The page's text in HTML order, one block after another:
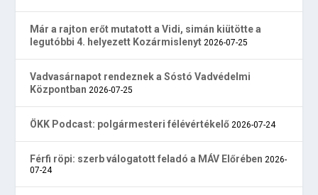
Már a rajton erőt mutatott a Vidi, simán kiütötte a
legutóbbi 4. helyezett Kozármislenyt 2026-07-25
Vadvasárnapot rendeznek a Sóstó Vadvédelmi
Központban 2026-07-25
ÖKK Podcast: polgármesteri félévértékelő 2026-07-24
Férfi röpi: szerb válogatott feladó a MÁV Előrében 2026-
07-24